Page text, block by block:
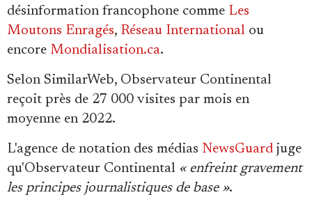
désinformation francophone comme Les
Moutons Enragés, Réseau International ou
encore Mondialisation.ca.
Selon SimilarWeb, Observateur Continental
reçoit près de 27 000 visites par mois en
moyenne en 2022.
L'agence de notation des médias NewsGuard juge
qu'Observateur Continental « enfreint gravement
les principes journalistiques de base ».